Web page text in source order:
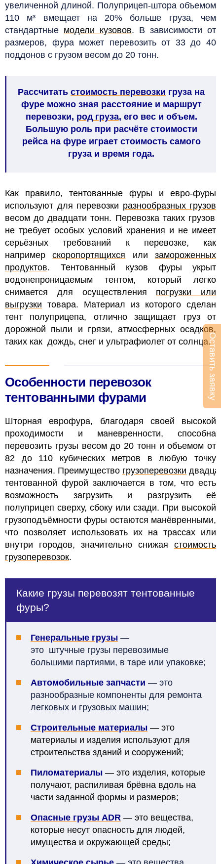
увеличенной длиной. Полуприцеп-штора объемом
110 м³ вмещает на 20% больше груза, чем
стандартные модели кузовов. В зависимости от
размеров, фура может перевозить от 33 до 40
поддонов с грузом весом до 20 тонн.
Рассчитать стоимость перевозки груза на
фуре можно зная расстояниеи маршрут
перевозки, род груза, его вес и объем.
Большую роль при расчёте стоимости
рейса на фуре играет стоимость самого
груза и время года.
Как правило, тентованные фуры и евро-фуры
используют для перевозки разнообразных грузов
весом до двадцати тонн. Перевозка таких грузов
не требует особых условий хранения и не имеет
серьёзных требований к перевозке, как
напримерскоропортящихся илизамороженных
продуктов. Тентованный кузов фуры укрыт
водонепроницаемым тентом, который легко
снимается для осуществления погрузки или
выгрузки товара. Материал из которого сделан
тент полуприцепа, отлично защищает груз от
дорожной пыли и грязи, атмосферных осадков,
таких как дождь, снег и ультрафиолет от солнца.
Особенности перевозок
тентованными фурами
Шторная еврофура, благодаря своей высокой
проходимости и маневренности, способна
перевозить грузы весом до 20 тонн и объемом от
82 до 110 кубических метров в любую точку
назначения. Преимущество грузоперевозки
тентованной фурой заключается в том, что есть
возможность загрузить и разгрузить её
полуприцеп сверху, сбоку или сзади. При высокой
грузоподъёмности фуры остаются манёвренными,
что позволяет использовать их на трассах или
внутри городов, значительно снижая стоимость
грузоперевозок.
Какие грузы перевозят тентованные
фуры?
Генеральные грузы —
это штучные грузы перевозимые
большими партиями, в таре или упаковке;
Автомобильные запчасти — это
разнообразные компоненты для ремонта
легковых и грузовых машин;
Строительные материалы — это
материалы и изделия используют для
строительства зданий и сооружений;
Пиломатериалы — это изделия, которые
получают, распиливая брёвна вдоль на
части заданной формы и размеров;
Опасные грузы ADR — это вещества,
которые несут опасность для людей,
имущества и окружающей среды;
Оставить заявку